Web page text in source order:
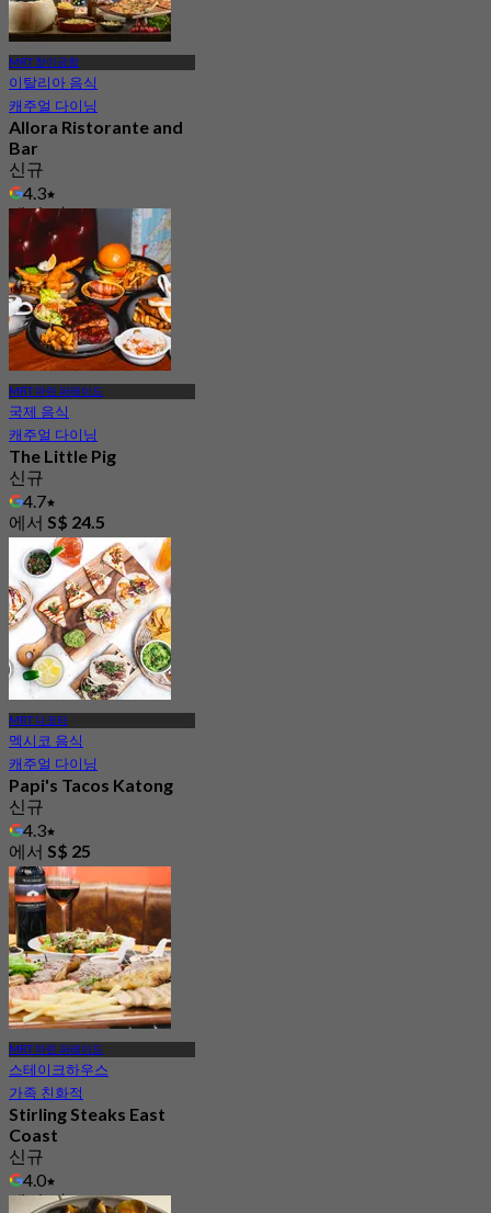
MRT 창이공항
이탈리아 음식
캐주얼 다이닝
Allora Ristorante and
Bar
신규
4.3
에서S$ 33
MRT 마린 퍼레이드
국제 음식
캐주얼 다이닝
The Little Pig
신규
4.7
에서 S$ 24.5
MRT 다코타
멕시코 음식
캐주얼 다이닝
Papi's Tacos Katong
신규
4.3
에서 S$ 25
MRT 마린 퍼레이드
스테이크하우스
가족 친화적
Stirling Steaks East
Coast
신규
4.0
에서S$ 51.25